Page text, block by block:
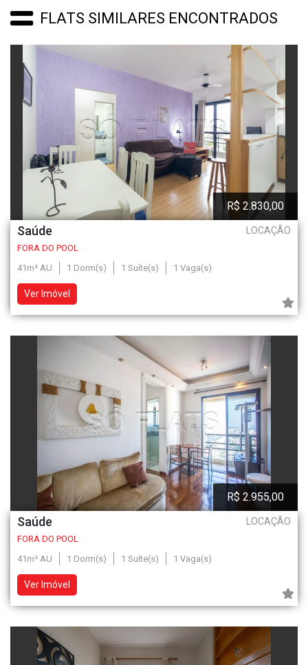
FLATS SIMILARES ENCONTRADOS
Saúde LOCAÇÃO
R$ 2.830,00
FORA DO POOL
41m² AU
1 Dorm(s) 1 Suíte(s) 1 Vaga(s)
Ver Imóvel
Saúde LOCAÇÃO
R$ 2.955,00
FORA DO POOL
41m² AU
1 Dorm(s) 1 Suíte(s) 1 Vaga(s)
Ver Imóvel